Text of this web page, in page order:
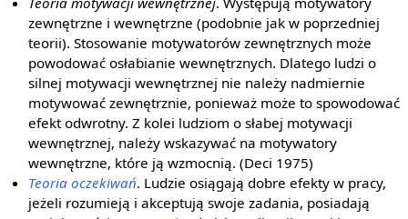
zewnętrzne i wewnętrzne (podobnie jak w poprzedniej
teorii). Stosowanie motywatorów zewnętrznych może
powodować osłabianie wewnętrznych. Dlatego ludzi o
silnej motywacji wewnętrznej nie należy nadmiernie
motywować zewnętrznie, ponieważ może to spowodować
efekt odwrotny. Z kolei ludziom o słabej motywacji
wewnętrznej, należy wskazywać na motywatory
wewnętrzne, które ją wzmocnią. (Deci 1975)
Teoria oczekiwań. Ludzie osiągają dobre efekty w pracy,
jeżeli rozumieją i akceptują swoje zadania, posiadają